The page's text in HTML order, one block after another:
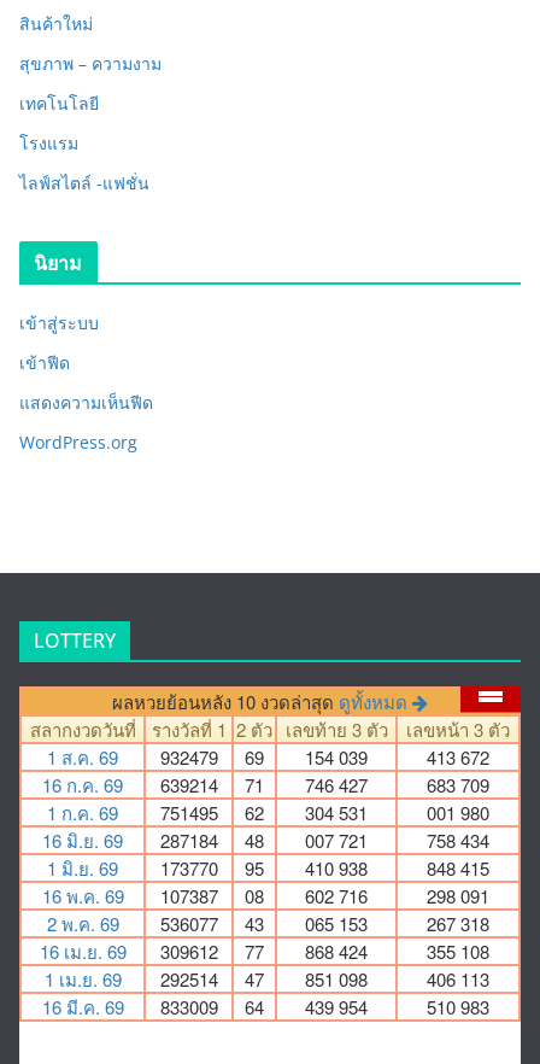
สินค้าใหม่
สุขภาพ – ความงาม
เทคโนโลยี
โรงแรม
ไลฟ์สไตล์ -แฟชั่น
นิยาม
เข้าสู่ระบบ
เข้าฟีด
แสดงความเห็นฟีด
WordPress.org
LOTTERY